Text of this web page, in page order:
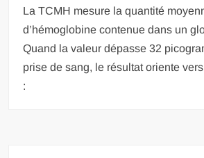
La TCMH mesure la quantité
d’hémoglobine contenue dans un
Quand la valeur dépasse 32
prise de sang, le résultat oriente
: